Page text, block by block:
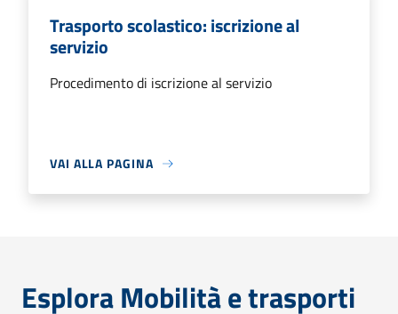
Trasporto scolastico: iscrizione al
servizio
Procedimento di iscrizione al servizio
VAI ALLA PAGINA
Esplora Mobilità e trasporti